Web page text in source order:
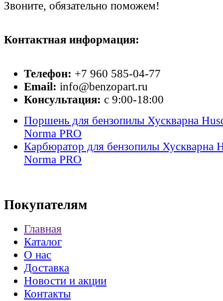
Звоните, обязательно поможем!
Контактная информация:
Телефон: +7 960 585-04-77
Email: info@benzopart.ru
Консультация: с 9:00-18:00
Поршень для бензопилы Хускварна
Norma PRO
Карбюратор для бензопилы Хускварна
Norma PRO
Покупателям
Главная
Каталог
О нас
Доставка
Новости и акции
Контакты